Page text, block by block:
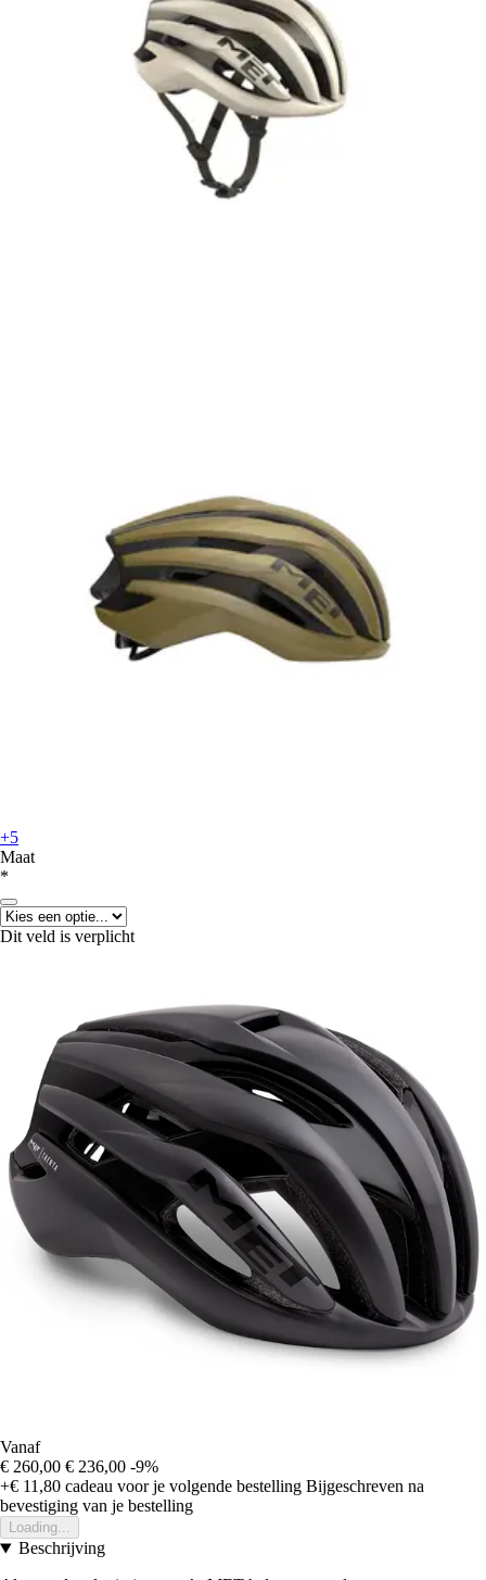
+5
Maat
*
Dit veld is verplicht
Vanaf
€ 260,00 € 236,00 -9%
+€ 11,80 cadeau voor je volgende bestelling Bijgeschreven na
bevestiging van je bestelling
Loading...
Beschrijving